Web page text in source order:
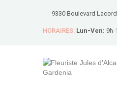
9330 Boulevard
HORAIRES: Lun-Ven: 9h-